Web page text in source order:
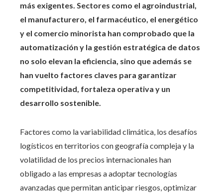
más exigentes. Sectores como el agroindustrial,
el manufacturero, el farmacéutico, el energético
y el comercio minorista han comprobado que la
automatización y la gestión estratégica de datos
no solo elevan la eficiencia, sino que además se
han vuelto factores claves para garantizar
competitividad, fortaleza operativa y un
desarrollo sostenible.
Factores como la variabilidad climática, los desafíos
logísticos en territorios con geografía compleja y la
volatilidad de los precios internacionales han
obligado a las empresas a adoptar tecnologías
avanzadas que permitan anticipar riesgos, optimizar